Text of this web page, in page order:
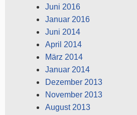
Juni 2016
Januar 2016
Juni 2014
April 2014
März 2014
Januar 2014
Dezember 2013
November 2013
August 2013